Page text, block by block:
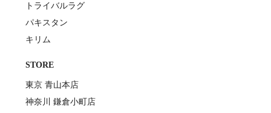
トライバルラグ
パキスタン
キリム
STORE
東京 青山本店
神奈川 鎌倉小町店